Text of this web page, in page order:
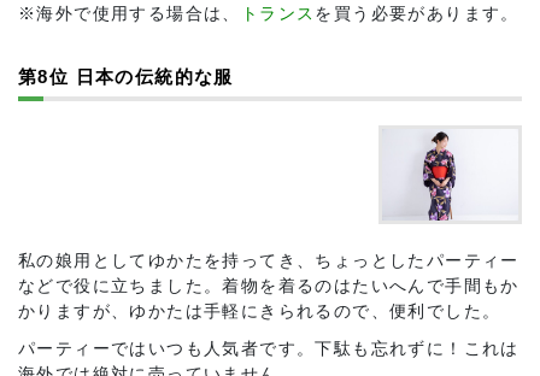
※海外で使用する場合は、
トランス を買う必要があります。
第8位 日本の伝統的な服
私の娘用としてゆかたを持ってき、ちょっとしたパーティー
などで役に立ちました。着物を着るのはたいへんで手間もか
かりますが、ゆかたは手軽にきられるので、便利でした。
パーティーではいつも人気者です。下駄も忘れずに！これは